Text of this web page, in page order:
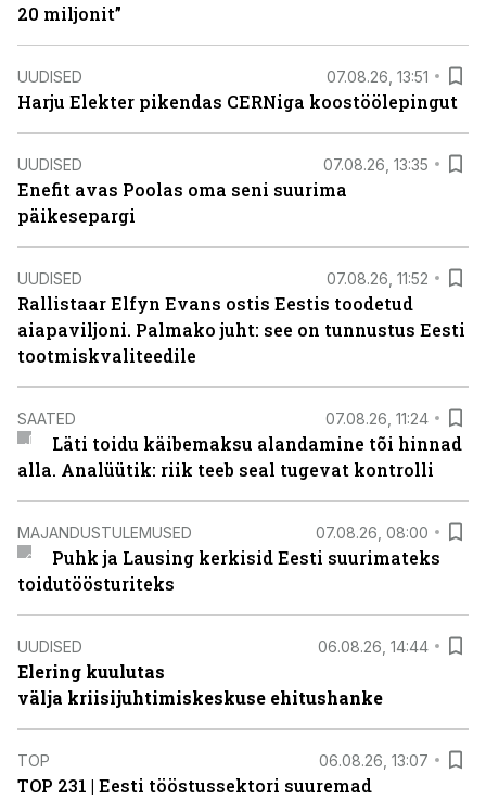
20 miljonit”
UUDISED 07.08.26, 13:51
Harju Elekter pikendas CERNiga koostöölepingut
UUDISED 07.08.26, 13:35
Enefit avas Poolas oma seni suurima
päikesepargi
UUDISED 07.08.26, 11:52
Rallistaar Elfyn Evans ostis Eestis toodetud
aiapaviljoni. Palmako juht: see on tunnustus Eesti
tootmiskvaliteedile
SAATED 07.08.26, 11:24
Läti toidu käibemaksu alandamine tõi hinnad
alla. Analüütik: riik teeb seal tugevat kontrolli
MAJANDUSTULEMUSED 07.08.26, 08:00
Puhk ja Lausing kerkisid Eesti suurimateks
toidutöösturiteks
UUDISED 06.08.26, 14:44
Elering kuulutas
välja kriisijuhtimiskeskuse ehitushanke
TOP 06.08.26, 13:07
TOP 231 | Eesti tööstussektori suuremad